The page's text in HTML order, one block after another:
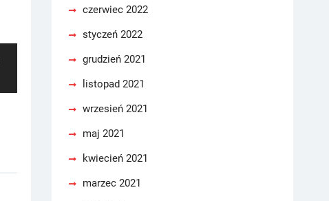
czerwiec 2022
styczeń 2022
grudzień 2021
listopad 2021
wrzesień 2021
maj 2021
kwiecień 2021
marzec 2021